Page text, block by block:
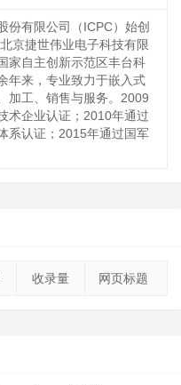
份有限公司（ICPC）始创
京捷世伟业电子科技有限
家自主创新示范区丰台科
年来，专业致力于嵌入式
加工、销售与服务。2009
术企业认证；2010年通过
系认证；2015年通过国军
收录量 网页标题